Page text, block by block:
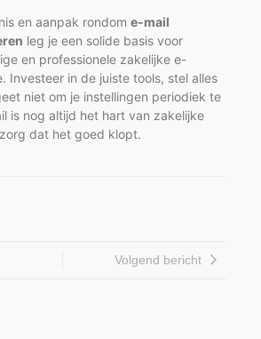
en aanpak rondom e-mail
leg je een solide basis voor
en professionele zakelijke e-
Investeer in de juiste tools, stel alles
niet om je instellingen periodiek te
is nog altijd het hart van zakelijke
dat het goed klopt.
Volgend bericht